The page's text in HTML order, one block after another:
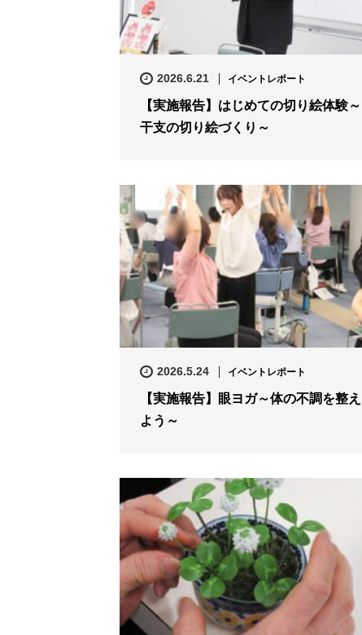
2026.6.21 イベントレポート
【実施報告】はじめての切り絵体験～
干支の切り絵づくり～
2026.5.24 イベントレポート
【実施報告】眼ヨガ～体の不調を整え
よう～